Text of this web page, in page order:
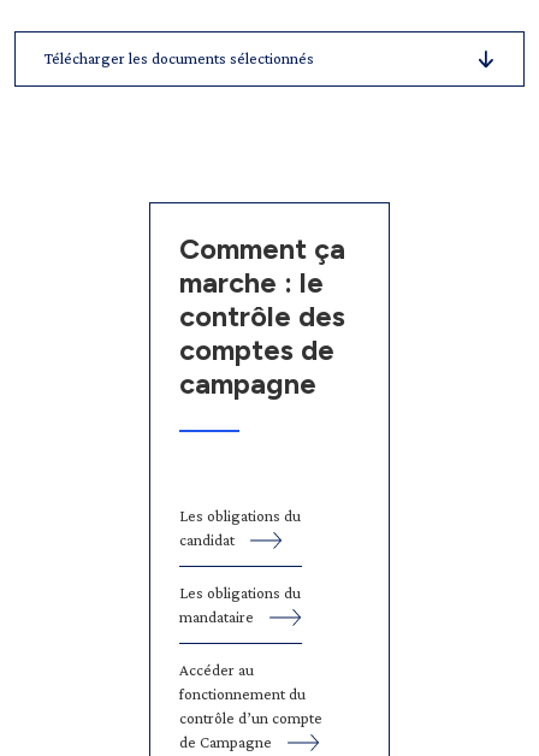
Télécharger les documents sélectionnés
Comment ça
marche : le
contrôle des
comptes de
campagne
Les obligations du
candidat
Les obligations du
mandataire
Accéder au
fonctionnement du
contrôle d’un compte
de Campagne